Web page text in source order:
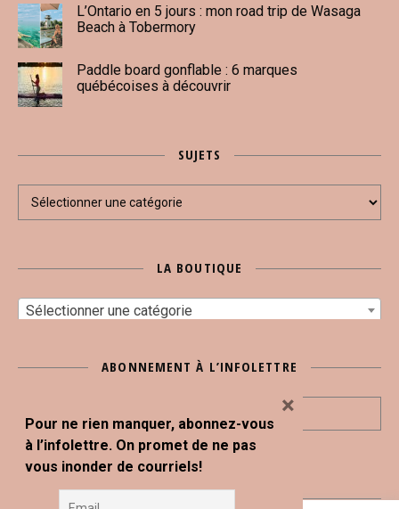
L’Ontario en 5 jours : mon road trip de Wasaga
Beach à Tobermory
Paddle board gonflable : 6 marques
québécoises à découvrir
SUJETS
Sujets
LA BOUTIQUE
Sélectionner une catégorie
ABONNEMENT À L’INFOLETTRE
Pour ne rien manquer, abonnez-vous
à l’infolettre. On promet de ne pas
vous inonder de courriels!
×